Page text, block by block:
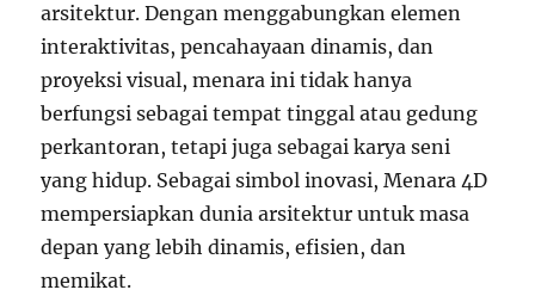
arsitektur. Dengan menggabungkan elemen
interaktivitas, pencahayaan dinamis, dan
proyeksi visual, menara ini tidak hanya
berfungsi sebagai tempat tinggal atau gedung
perkantoran, tetapi juga sebagai karya seni
yang hidup. Sebagai simbol inovasi, Menara 4D
mempersiapkan dunia arsitektur untuk masa
depan yang lebih dinamis, efisien, dan
memikat.